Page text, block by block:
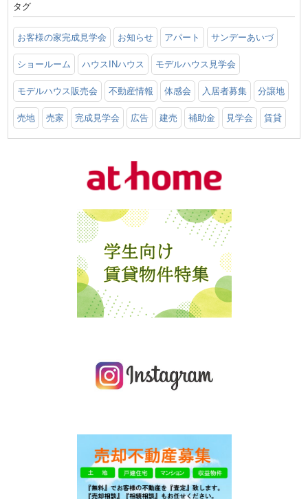
タグ
お客様の家完成見学会 お知らせ アパート サンデーあいづ
ショールーム ハウスINハウス モデルハウス見学会
モデルハウス販売会 不動産情報 体感会 入居者募集 分譲地
売地 売家 完成見学会 広告 建売 補助金 見学会 賃貸